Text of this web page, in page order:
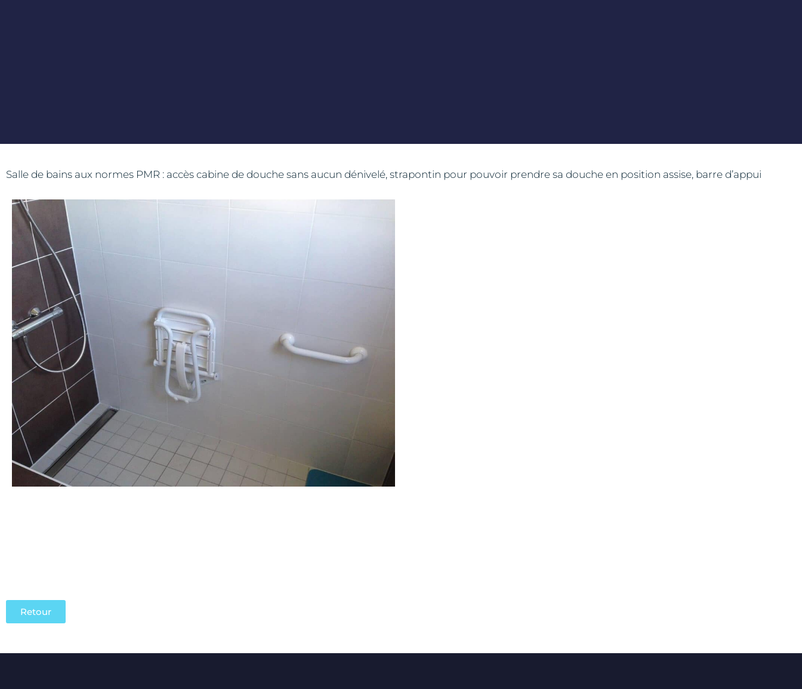
Salle de bains aux normes PMR : accès cabine de douche sans aucun dénivelé, strapontin pour pouvoir prendre sa douche en position assise, barre d’appui
Retour